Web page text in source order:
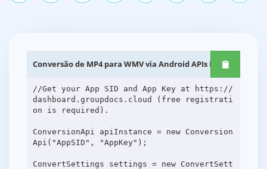
Conversão de MP4 para WMV via Android APIs REST
//Get your App SID and App Key at https://
dashboard.groupdocs.cloud (free registrati
on is required).
ConversionApi apiInstance = new Conversion
Api("AppSID", "AppKey");
ConvertSettings settings = new ConvertSett